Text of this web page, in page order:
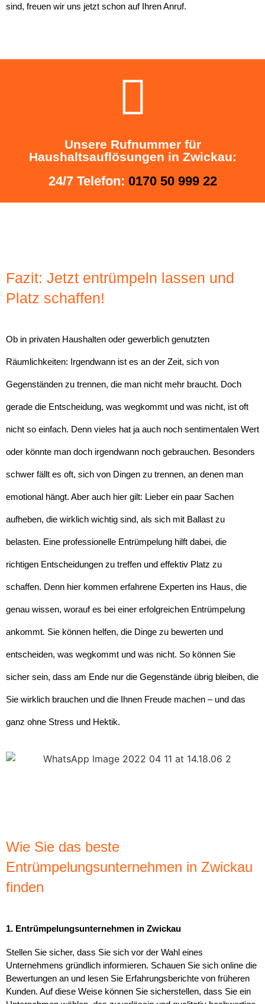
sind, freuen wir uns jetzt schon auf Ihren Anruf.
Unsere Rufnummer für
Haushaltsauflösungen in Zwickau:
24/7 Telefon: 0170 50 999 22
Fazit: Jetzt entrümpeln lassen und
Platz schaffen!
Ob in privaten Haushalten oder gewerblich genutzten
Räumlichkeiten: Irgendwann ist es an der Zeit, sich von
Gegenständen zu trennen, die man nicht mehr braucht. Doch
gerade die Entscheidung, was wegkommt und was nicht, ist oft
nicht so einfach. Denn vieles hat ja auch noch sentimentalen Wert
oder könnte man doch irgendwann noch gebrauchen. Besonders
schwer fällt es oft, sich von Dingen zu trennen, an denen man
emotional hängt. Aber auch hier gilt: Lieber ein paar Sachen
aufheben, die wirklich wichtig sind, als sich mit Ballast zu
belasten. Eine professionelle Entrümpelung hilft dabei, die
richtigen Entscheidungen zu treffen und effektiv Platz zu
schaffen. Denn hier kommen erfahrene Experten ins Haus, die
genau wissen, worauf es bei einer erfolgreichen Entrümpelung
ankommt. Sie können helfen, die Dinge zu bewerten und
entscheiden, was wegkommt und was nicht. So können Sie
sicher sein, dass am Ende nur die Gegenstände übrig bleiben, die
Sie wirklich brauchen und die Ihnen Freude machen – und das
ganz ohne Stress und Hektik.
Wie Sie das beste
Entrümpelungsunternehmen in Zwickau
finden
1. Entrümpelungsunternehmen in Zwickau
Stellen Sie sicher, dass Sie sich vor der Wahl eines
Unternehmens gründlich informieren. Schauen Sie sich online die
Bewertungen an und lesen Sie Erfahrungsberichte von früheren
Kunden. Auf diese Weise können Sie sicherstellen, dass Sie ein